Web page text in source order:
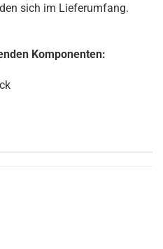
sich im Lieferumfang.
Komponenten: